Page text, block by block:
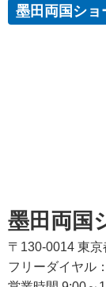
墨田両国ショ
墨田両国
〒130-0014 東
フリーダイヤル